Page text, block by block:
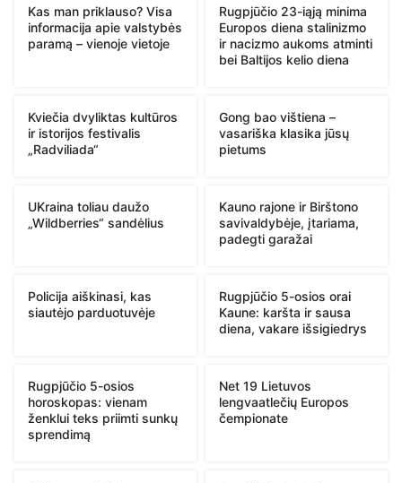
Kas man priklauso? Visa
informacija apie valstybės
paramą – vienoje vietoje
Rugpjūčio 23-iąją minima
Europos diena stalinizmo
ir nacizmo aukoms atminti
bei Baltijos kelio diena
Kviečia dvyliktas kultūros
ir istorijos festivalis
„Radviliada“
Gong bao vištiena –
vasariška klasika jūsų
pietums
UKraina toliau daužo
„Wildberries“ sandėlius
Kauno rajone ir Birštono
savivaldybėje, įtariama,
padegti garažai
Policija aiškinasi, kas
siautėjo parduotuvėje
Rugpjūčio 5-osios orai
Kaune: karšta ir sausa
diena, vakare išsigiedrys
Rugpjūčio 5-osios
horoskopas: vienam
ženklui teks priimti sunkų
sprendimą
Net 19 Lietuvos
lengvaatlečių Europos
čempionate